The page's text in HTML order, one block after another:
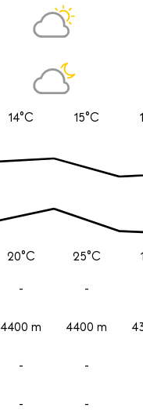
14°C
20°C
-
4400 m
-
-
15°C
25°C
-
4400 m
-
-